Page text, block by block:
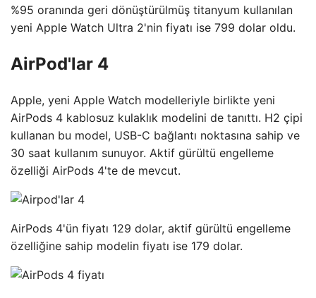
%95 oranında geri dönüştürülmüş titanyum kullanılan
yeni Apple Watch Ultra 2'nin fiyatı ise 799 dolar oldu.
AirPod'lar 4
Apple, yeni Apple Watch modelleriyle birlikte yeni
AirPods 4 kablosuz kulaklık modelini de tanıttı. H2 çipi
kullanan bu model, USB-C bağlantı noktasına sahip ve
30 saat kullanım sunuyor. Aktif gürültü engelleme
özelliği AirPods 4'te de mevcut.
AirPods 4'ün fiyatı 129 dolar, aktif gürültü engelleme
özelliğine sahip modelin fiyatı ise 179 dolar.